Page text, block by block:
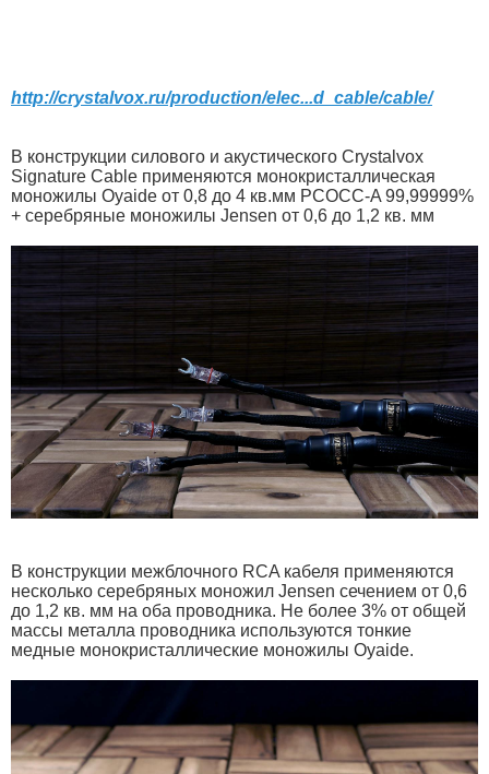
http://crystalvox.ru/production/elec...d_cable/cable/
В конструкции силового и акустического Crystalvox
Signature Cable применяются монокристаллическая
моножилы Oyaide от 0,8 до 4 кв.мм PCOCC-A 99,99999%
+ серебряные моножилы Jensen от 0,6 до 1,2 кв. мм
В конструкции межблочного RCA кабеля применяются
несколько серебряных моножил Jensen сечением от 0,6
до 1,2 кв. мм на оба проводника. Не более 3% от общей
массы металла проводника используются тонкие
медные монокристаллические моножилы Oyaide.